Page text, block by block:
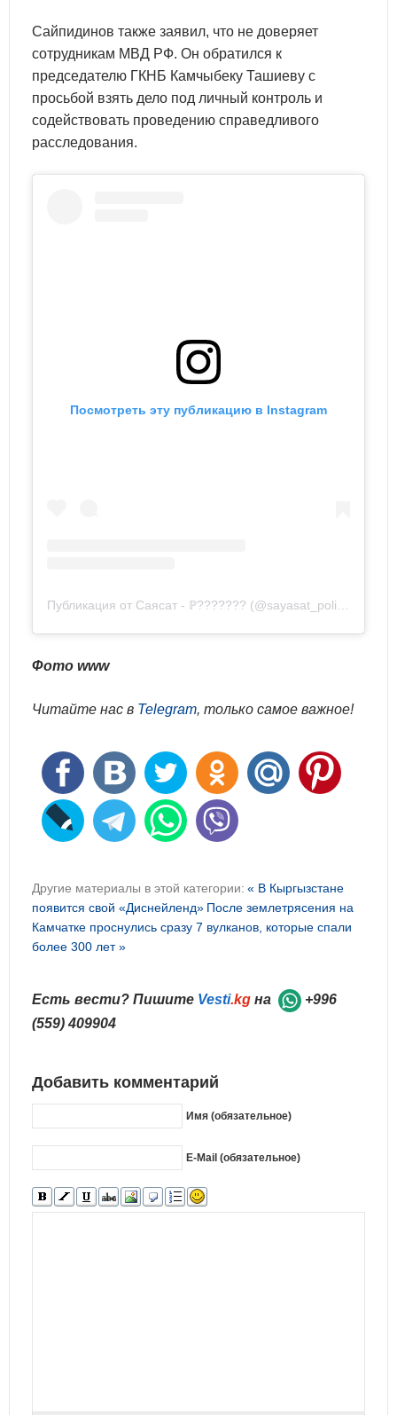
Сайпидинов также заявил, что не доверяет
сотрудникам МВД РФ. Он обратился к
председателю ГКНБ Камчыбеку Ташиеву с
просьбой взять дело под личный контроль и
содействовать проведению справедливого
расследования.
Посмотреть эту публикацию в Instagram
Фото www
Читайте нас в Telegram, только самое важное!
Другие материалы в этой категории: « В Кыргызстане
появится свой «Диснейленд» После землетрясения на
Камчатке проснулись сразу 7 вулканов, которые спали
более 300 лет »
Есть вести? Пишите Vesti.kg на
+996
(559) 409904
Добавить комментарий
Имя (обязательное)
E-Mail (обязательное)